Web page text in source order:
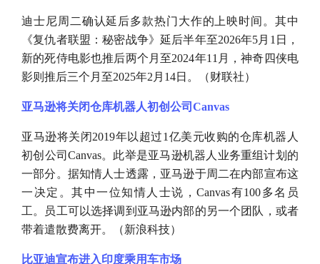
迪士尼周二确认延后多款热门大作的上映时间。其中
《复仇者联盟：秘密战争》延后半年至2026年5月1日，
新的死侍电影也推后两个月至2024年11月，神奇四侠电
影则推后三个月至2025年2月14日。（财联社）
亚马逊将关闭仓库机器人初创公司Canvas
亚马逊将关闭2019年以超过1亿美元收购的仓库机器人
初创公司Canvas。此举是亚马逊机器人业务重组计划的
一部分。据知情人士透露，亚马逊于周二在内部宣布这
一决定。其中一位知情人士说，Canvas有100多名员
工。员工可以选择调到亚马逊内部的另一个团队，或者
带着遣散费离开。（新浪科技）
比亚迪宣布进入印度乘用车市场